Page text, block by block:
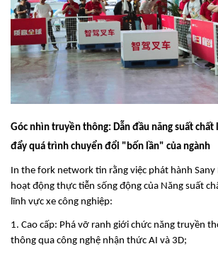
Góc nhìn truyền thông: Dẫn đầu năng suất
đẩy quá trình chuyển đổi "bốn lần" của ngành
In the fork network tin rằng việc phát hành
hoạt động thực tiễn sống động của Năng suất
lĩnh vực xe công nghiệp:
1. Cao cấp: Phá vỡ ranh giới chức năng truyền
thông qua công nghệ nhận thức AI và 3D;